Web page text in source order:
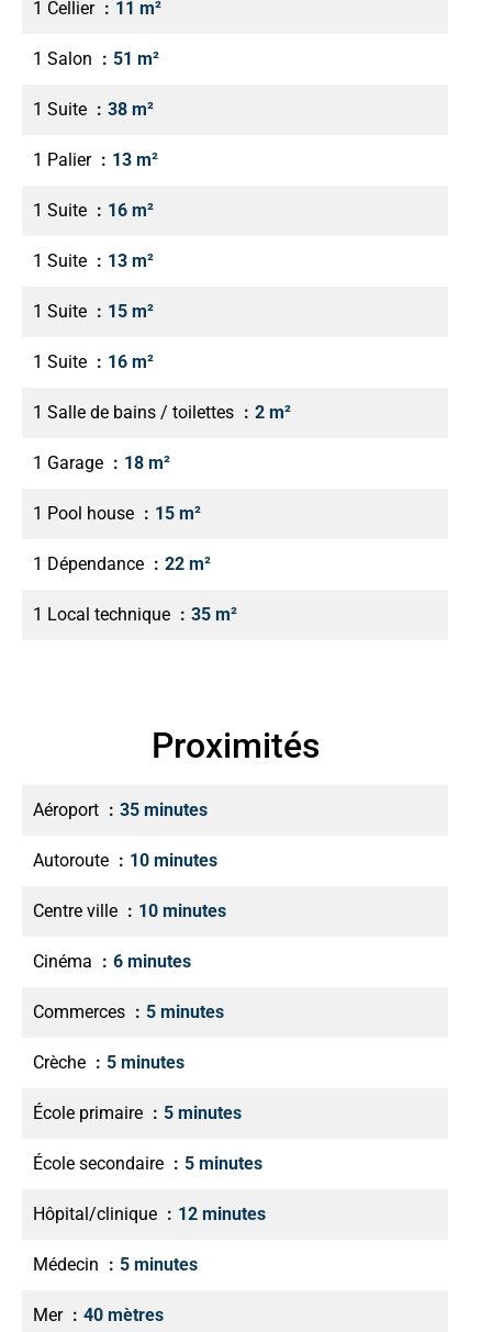
1 Cellier 11 m²
1 Salon 51 m²
1 Suite 38 m²
1 Palier 13 m²
1 Suite 16 m²
1 Suite 13 m²
1 Suite 15 m²
1 Suite 16 m²
1 Salle de bains / toilettes 2 m²
1 Garage 18 m²
1 Pool house 15 m²
1 Dépendance 22 m²
1 Local technique 35 m²
Proximités
Aéroport 35 minutes
Autoroute 10 minutes
Centre ville 10 minutes
Cinéma 6 minutes
Commerces 5 minutes
Crèche 5 minutes
École primaire 5 minutes
École secondaire 5 minutes
Hôpital/clinique 12 minutes
Médecin 5 minutes
Mer 40 mètres